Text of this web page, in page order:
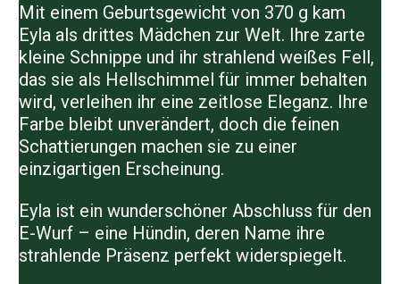
Mit einem Geburtsgewicht von 370 g kam
Eyla als drittes Mädchen zur Welt. Ihre zarte
kleine Schnippe und ihr strahlend weißes Fell,
das sie als Hellschimmel für immer behalten
wird, verleihen ihr eine zeitlose Eleganz. Ihre
Farbe bleibt unverändert, doch die feinen
Schattierungen machen sie zu einer
einzigartigen Erscheinung.
Eyla ist ein wunderschöner Abschluss für den
E-Wurf – eine Hündin, deren Name ihre
strahlende Präsenz perfekt widerspiegelt.